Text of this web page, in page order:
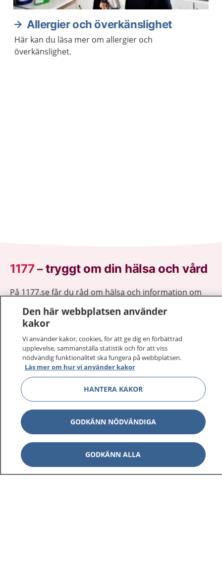
Allergier och överkänslighet
Här kan du läsa mer om allergier och
överkänslighet.
1177–tryggt om din hälsa och vård
På 1177.se får du råd om hälsa och information om
Logga in för att läsa din journal och göra dina
vårdärenden. Ring telefonnummer 1177 för
sjukvårdsrådgivning dygnet runt.
1177 ger dig råd när du vill må bättre.
1177 på flera språk Visa
Om 1177 Visa
Kontakt Visa
Den här webbplatsen använder
kakor
Vi använder kakor, cookies, för att ge dig en förbättrad
upplevelse, sammanställa statistik och för att viss
nödvändig funktionalitet ska fungera på webbplatsen.
Läs mer om hur vi använder kakor
HANTERA KAKOR
GODKÄNN NÖDVÄNDIGA
GODKÄNN ALLA